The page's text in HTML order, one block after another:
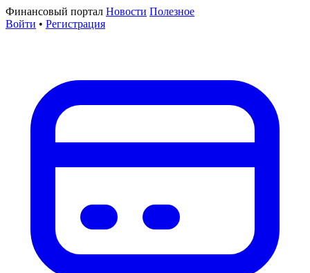
Финансовый портал Новости Полезное
Войти • Регистрация